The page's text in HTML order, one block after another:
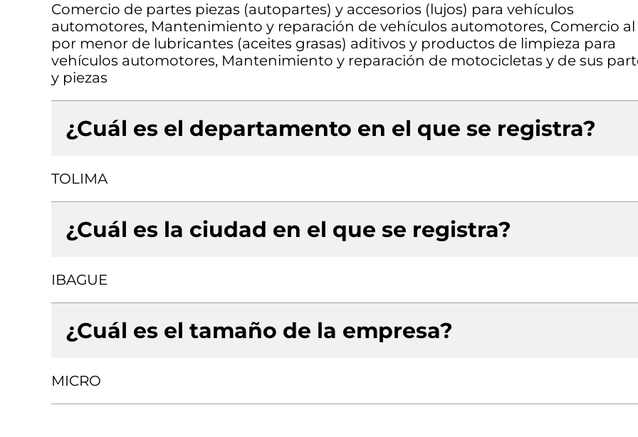
Comercio de partes piezas (autopartes) y accesorios (lujos) para vehículos
automotores, Mantenimiento y reparación de vehículos automotores, Comercio al
por menor de lubricantes (aceites grasas) aditivos y productos de limpieza para
vehículos automotores, Mantenimiento y reparación de motocicletas y de sus
y piezas
¿Cuál es el departamento en el que se registra?
TOLIMA
¿Cuál es la ciudad en el que se registra?
IBAGUE
¿Cuál es el tamaño de la empresa?
MICRO